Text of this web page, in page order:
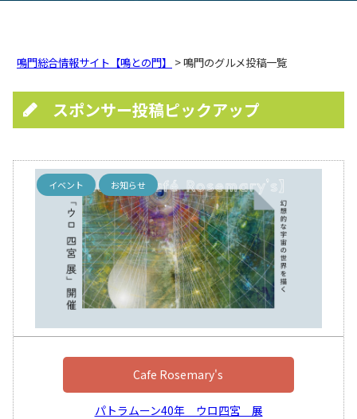
鳴門総合情報サイト【鳴との門】 > 鳴門のグルメ投稿一覧
スポンサー投稿ピックアップ
イベント お知らせ
Cafe Rosemary's
パトラムーン40年 ウロ四宮 展